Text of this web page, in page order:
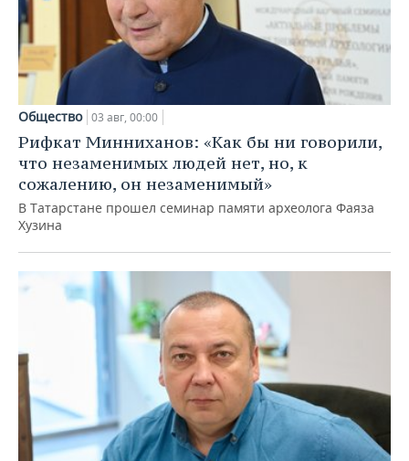
Общество 03 авг, 00:00
Рифкат Минниханов: «Как бы ни говорили,
что незаменимых людей нет, но, к
сожалению, он незаменимый»
В Татарстане прошел семинар памяти археолога Фаяза
Хузина